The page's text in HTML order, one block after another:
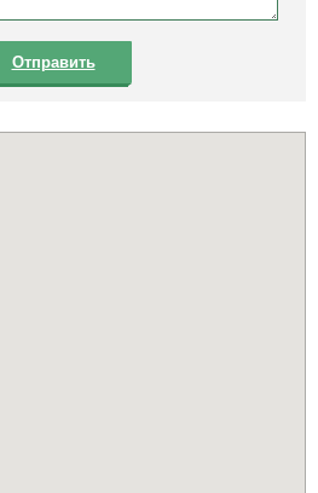
Отправить